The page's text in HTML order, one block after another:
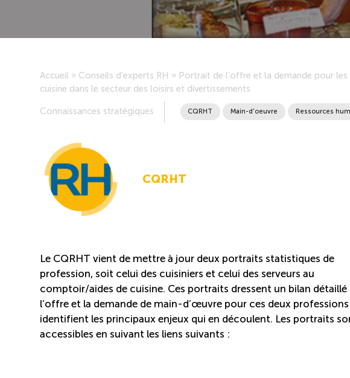
Accueil » Conseils d’experts RH » Portrait de l’offre et la demande pour
cuisine dans le secteur des loisirs et divertissements
Connaissances stratégiques CQRHT Main-d'oeuvre Ressources
CQRHT
Le CQRHT vient de mettre à jour deux portraits statistiques de
profession, soit celui des cuisiniers et celui des serveurs au
comptoir/aides de cuisine. Ces portraits dressent un bilan détaillé
l’offre et la demande de main-d’œuvre pour ces deux
identifient les principaux enjeux qui en découlent. Les portraits
accessibles en suivant les liens suivants :